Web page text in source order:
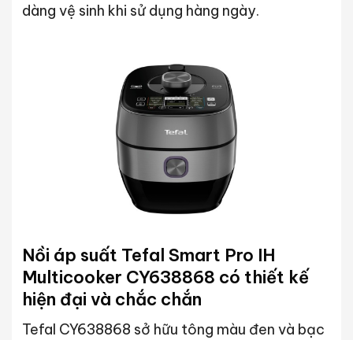
dàng vệ sinh khi sử dụng hàng ngày.
Nồi áp suất Tefal Smart Pro IH
Multicooker CY638868 có thiết kế
hiện đại và chắc chắn
Tefal CY638868 sở hữu tông màu đen và bạc